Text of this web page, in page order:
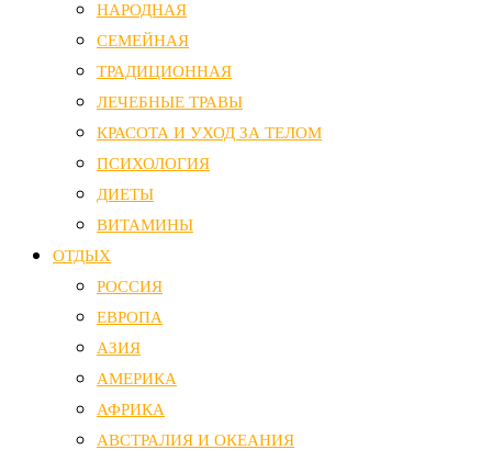
НАРОДНАЯ
СЕМЕЙНАЯ
ТРАДИЦИОННАЯ
ЛЕЧЕБНЫЕ ТРАВЫ
КРАСОТА И УХОД ЗА ТЕЛОМ
ПСИХОЛОГИЯ
ДИЕТЫ
ВИТАМИНЫ
ОТДЫХ
РОССИЯ
ЕВРОПА
АЗИЯ
АМЕРИКА
АФРИКА
АВСТРАЛИЯ И ОКЕАНИЯ